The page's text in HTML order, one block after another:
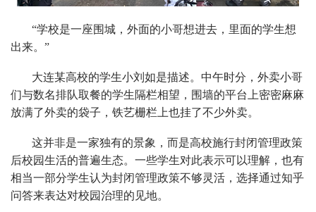
“学校是一座围城，外面的小哥想进去，里面的学生想
出来。”
大连某高校的学生小刘如是描述。中午时分，外卖小哥
们与数名排队取餐的学生隔栏相望，围墙的平台上密密麻麻
放满了外卖的袋子，铁艺栅栏上也挂了不少外卖。
这并非是一家独有的景象，而是高校施行封闭管理政策
后校园生活的普遍生态。一些学生对此表示可以理解，也有
相当一部分学生认为封闭管理政策不够灵活，选择通过知乎
问答来表达对校园治理的见地。